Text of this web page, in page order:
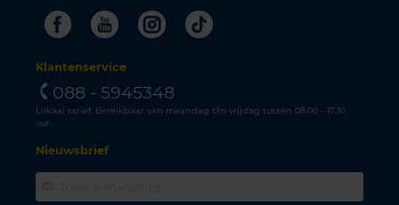
FacebookYoutubeInstagram
Tiktok
Klantenservice
088 - 5945348
Lokaal tarief. Bereikbaar van maandag t/m vrijdag tussen 08.00 - 17.30
uur.
Nieuwsbrief